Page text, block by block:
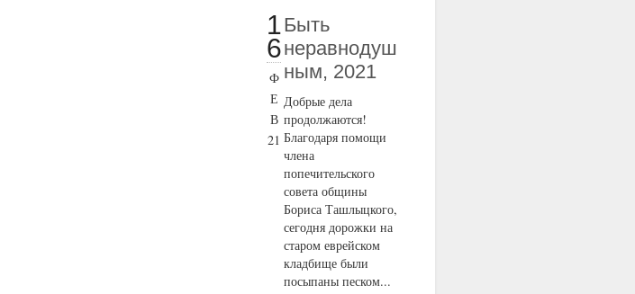
1
6
Ф
Е
В
21
Быть
неравнодуш
ным, 2021
Добрые дела
продолжаются!
Благодаря помощи
члена
попечительского
совета общины
Бориса Ташлыцкого,
сегодня дорожки на
старом еврейском
кладбище были
посыпаны песком...